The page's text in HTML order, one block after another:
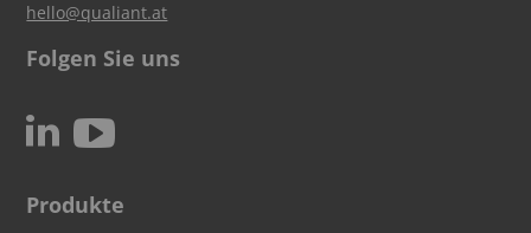
hello@qualiant.at
Folgen Sie uns
N c
Produkte